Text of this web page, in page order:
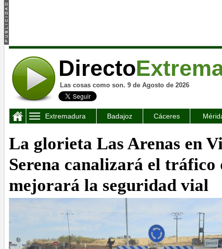
Directo
Las cosas como son. 9 de Agosto de 2026
Extremadura Badajoz Cáceres
La glorieta Las Arenas en
Serena canalizará el tráfico
mejorará la seguridad vial